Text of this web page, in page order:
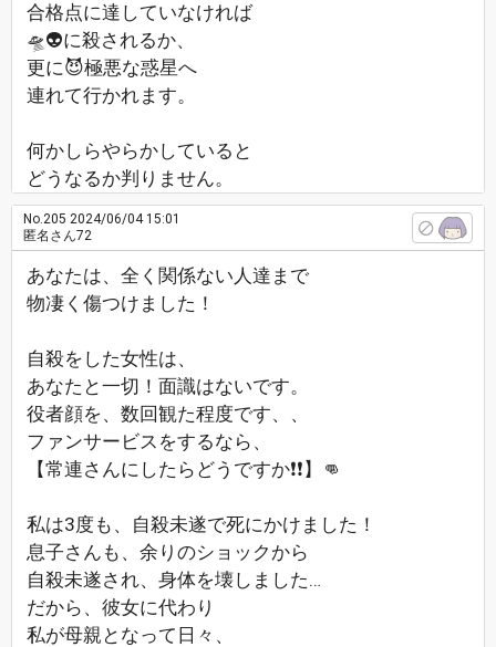
合格点に達していなければ
🛸👽に殺されるか、
更に😈極悪な惑星へ
連れて行かれます。
何かしらやらかしていると
どうなるか判りません。
No.205 2024/06/04 15:01
匿名さん72
あなたは、全く関係ない人達まで
物凄く傷つけました！
自殺をした女性は、
あなたと一切！面識はないです。
役者顔を、数回観た程度です、、
ファンサービスをするなら、
【常連さんにしたらどうですか❗❗】👊
私は3度も、自殺未遂で死にかけました！
息子さんも、余りのショックから
自殺未遂され、身体を壊しました…
だから、彼女に代わり
私が母親となって日々、